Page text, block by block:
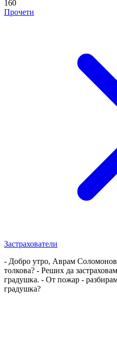
160
Прочети
Застрахователи
- Добро утро, Аврам Соломонов.
толкова? - Реших да
градушка. - От пожар -
градушка?